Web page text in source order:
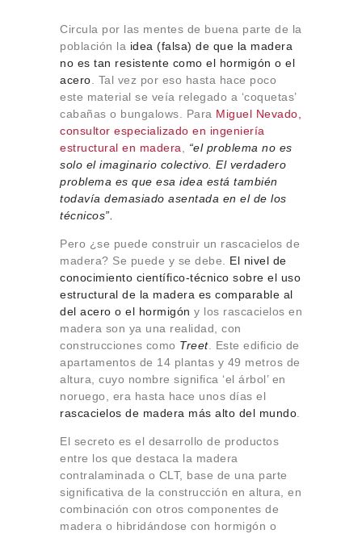
Circula por las mentes de buena parte de la
población la idea (falsa) de que la madera
no es tan resistente como el hormigón o el
acero . Tal vez por eso hasta hace poco
este material se veía relegado a ‘coquetas’
cabañas o bungalows. Para Miguel Nevado,
consultor especializado en ingeniería
estructural en madera
“el problema no es
solo el imaginario colectivo. El verdadero
problema es que esa idea está también
todavía demasiado asentada en el de los
técnicos”.
Pero ¿se puede construir un rascacielos de
madera? Se puede y se debe. El nivel de
conocimiento científico-técnico sobre el uso
estructural de la madera es comparable al
del acero o el hormigón y los rascacielos en
madera son ya una realidad, con
construcciones como Treet. Este edificio de
apartamentos de 14 plantas y 49 metros de
altura, cuyo nombre significa ‘el árbol’ en
noruego, era hasta hace unos días el
rascacielos de madera más alto del mundo
El secreto es el desarrollo de productos
entre los que destaca la madera
contralaminada o CLT, base de una parte
significativa de la construcción en altura, en
combinación con otros componentes de
madera o hibridándose con hormigón o